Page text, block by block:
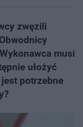
zwęzili
musi
ułożyć
jest potrzebne